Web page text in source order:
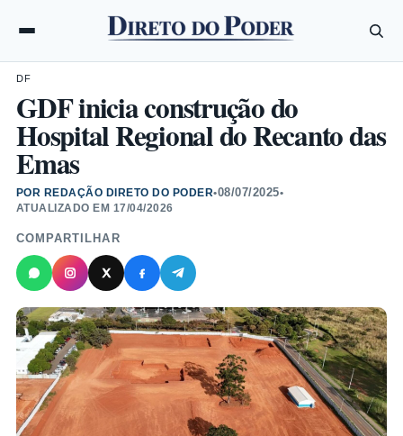
DF
GDF inicia construção do
Hospital Regional do Recanto das
Emas
POR REDAÇÃO DIRETO DO PODER•08/07/2025•
ATUALIZADO EM 17/04/2026
COMPARTILHAR